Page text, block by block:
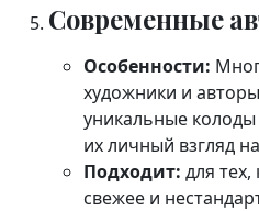
Современные
Особенности:
художники и
уникальные
их личный взгляд
Подходит: для
свежее и